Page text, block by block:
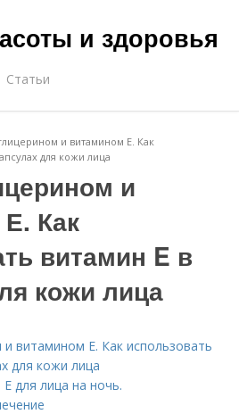
и здоровья
Статьи
и витамином Е. Как
для кожи лица
и
Как
витамин E в
кожи лица
витамином Е. Как использовать
для кожи лица
для лица на ночь.